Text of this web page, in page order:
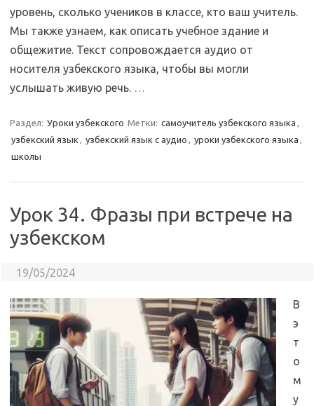
уровень, сколько учеников в классе, кто ваш учитель.
Мы также узнаем, как описать учебное здание и
общежитие. Текст сопровождается аудио от
носителя узбекского языка, чтобы вы могли
услышать живую речь. …
Раздел: Уроки узбекского Метки: самоучитель узбекского языка ,
узбекский язык , узбекский язык с аудио , уроки узбекского языка ,
школы
Урок 34. Фразы при встрече на
узбекском
19/05/2024
В
э
т
о
м
у